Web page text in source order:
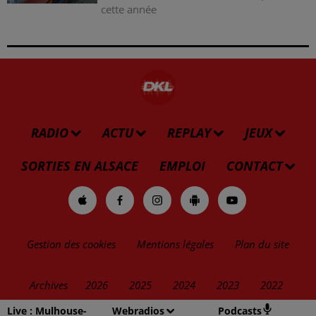
Live : Mulhouse- Webradios Podcasts
cette année
RADIO ACTU REPLAY
JEUX
SORTIES EN ALSACE
EMPLOI CONTACT
Gestion des cookies Mentions légales Plan du site
Archives 2026 2025 2024 2023 2022